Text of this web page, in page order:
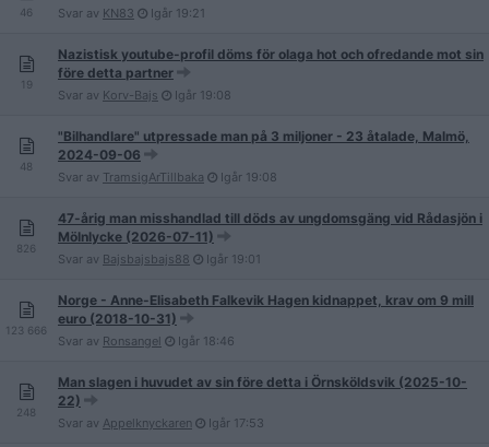
46 Svar av KN83 Igår 19:21
19
Nazistisk youtube-profil döms för olaga hot och ofredande mot sin
före detta partner
Svar av Korv-Bajs Igår 19:08
48
"Bilhandlare" utpressade man på 3 miljoner - 23 åtalade, Malmö,
2024-09-06
Svar av TramsigArTillbaka Igår 19:08
826
47-årig man misshandlad till döds av ungdomsgäng vid Rådasjön i
Mölnlycke (2026-07-11)
Svar av Bajsbajsbajs88 Igår 19:01
123 666
Norge - Anne-Elisabeth Falkevik Hagen kidnappet, krav om 9 mill
euro (2018-10-31)
Svar av Ronsangel Igår 18:46
248
Man slagen i huvudet av sin före detta i Örnsköldsvik (2025-10-
22)
Svar av Appelknyckaren Igår 17:53